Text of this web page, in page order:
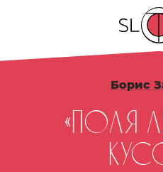
Борис
«Поля